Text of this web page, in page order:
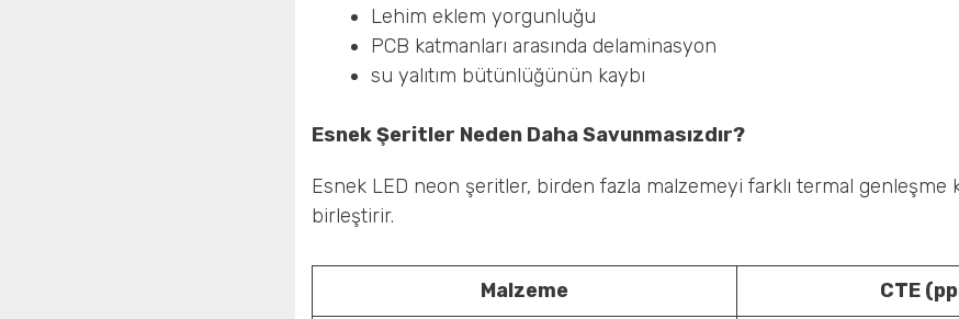
Lehim eklem yorgunluğu
PCB katmanları arasında delaminasyon
su yalıtım bütünlüğünün kaybı
Esnek Şeritler Neden Daha Savunmasızdır?
Esnek LED neon şeritler, birden fazla malzemeyi farklı termal genleşme
birleştirir.
Malzeme CTE